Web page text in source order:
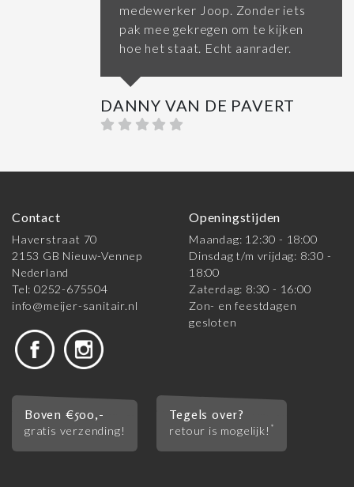
medewerker Joop. Zonder iets
pak mee gekregen om te kijken
hoe het staat. Echt aanrader.
DANNY VAN DE PAVERT
Contact
Haverstraat 70
2153 GB Nieuw-Vennep
Nederland
Tel: 0252-675504
info@meijer-sanitair.nl
Openingstijden
Maandag: 12:30 - 18:00
Dinsdag t/m vrijdag: 8:30 -
18:00
Zaterdag: 8:30 - 16:00
Zon- en feestdagen
gesloten
Boven €500,-
gratis verzending!
Tegels over?
retour is mogelijk! *